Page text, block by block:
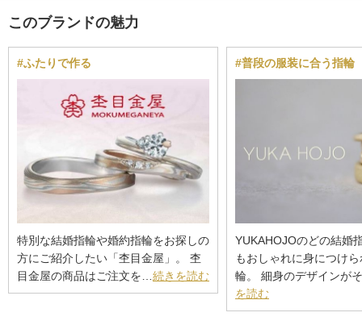
このブランドの魅力
#ふたりで作る
特別な結婚指輪や婚約指輪をお探しの
方にご紹介したい「杢目金屋」。 杢
目金屋の商品はご注文を… 続きを読む
#普段の服装に合う指輪
YUKAHOJOのどの結婚
もおしゃれに身につけ
輪。 細身のデザインが
を読む